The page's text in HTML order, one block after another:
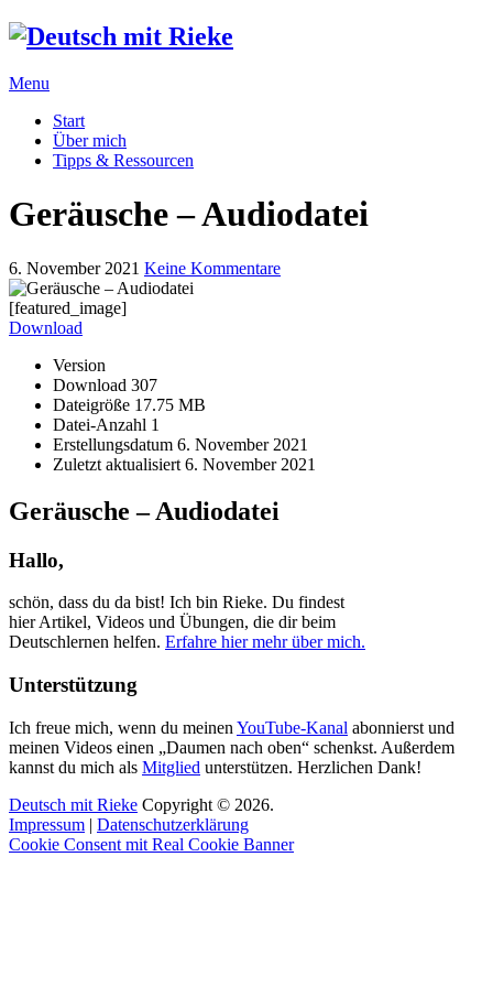
Menu
Start
Über mich
Tipps & Ressourcen
Geräusche – Audiodatei
6. November 2021 Keine Kommentare
[featured_image]
Download
Version
Download 307
Dateigröße 17.75 MB
Datei-Anzahl 1
Erstellungsdatum 6. November 2021
Zuletzt aktualisiert 6. November 2021
Geräusche – Audiodatei
Hallo,
schön, dass du da bist! Ich bin Rieke. Du findest
hier Artikel, Videos und Übungen, die dir beim
Deutschlernen helfen. Erfahre hier mehr über mich.
Unterstützung
Ich freue mich, wenn du meinen YouTube-Kanal abonnierst und
meinen Videos einen „Daumen nach oben“ schenkst. Außerdem
kannst du mich als Mitglied unterstützen. Herzlichen Dank!
Deutsch mit Rieke Copyright © 2026.
Impressum | Datenschutzerklärung
Cookie Consent mit Real Cookie Banner